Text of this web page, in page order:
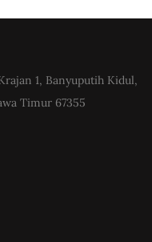
1, Banyuputih Kidul,
Timur 67355